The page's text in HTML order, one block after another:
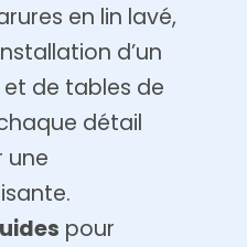
en lin lavé,
d’un
de tables de
détail
une
pour